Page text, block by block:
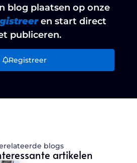
blog plaatsen op onze
en start direct
publiceren.
Registreer
blogs
artikelen